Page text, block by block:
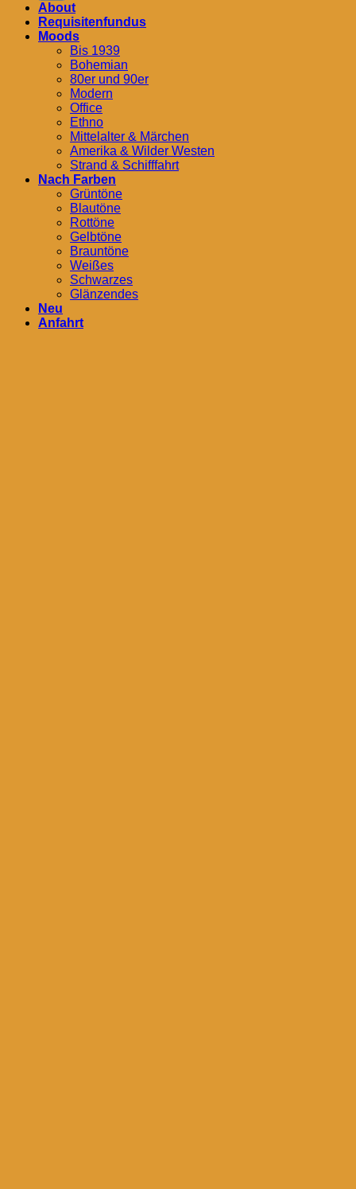
About
Requisitenfundus
Moods
Bis 1939
Bohemian
80er und 90er
Modern
Office
Ethno
Mittelalter & Märchen
Amerika & Wilder Westen
Strand & Schifffahrt
Nach Farben
Grüntöne
Blautöne
Rottöne
Gelbtöne
Brauntöne
Weißes
Schwarzes
Glänzendes
Neu
Anfahrt